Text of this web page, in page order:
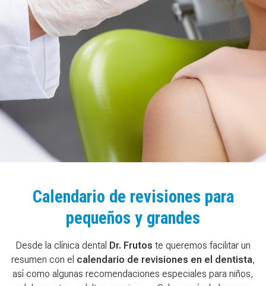
Calendario de revisiones para
pequeños y grandes
Desde la clínica dental Dr. Frutos te queremos facilitar un
resumen con el calendario de revisiones en el dentista,
así como algunas recomendaciones especiales para niños,